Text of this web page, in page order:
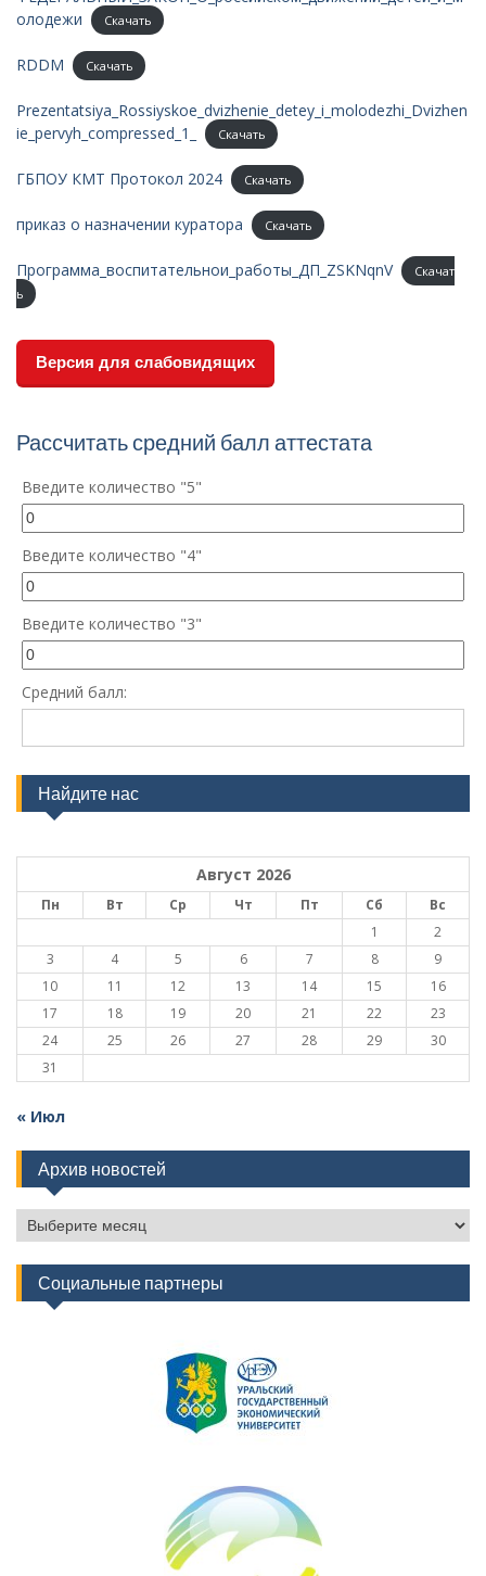
олодежи
Скачать
RDDM Скачать
Prezentatsiya_Rossiyskoe_dvizhenie_detey_i_molodezhi_Dvizhen
ie_pervyh_compressed_1_
Скачать
ГБПОУ КМТ Протокол 2024 Скачать
приказ о назначении куратора Скачать
Программа_воспитательнои_работы_ДП_ZSKNqnV
Скачат
ь
Версия для слабовидящих
Рассчитать средний балл аттестата
Введите количество "5"
Введите количество "4"
Введите количество "3"
Средний балл:
Найдите нас
Август 2026
Пн Вт Ср Чт Пт Сб
Вс
1
2
3
4 5 6 7 8
9
10
11 12 13 14 15
16
17
18 19 20 21 22
23
24
25 26 27 28 29
30
31
« Июл
Архив новостей
Архив
новостей
Социальные партнеры